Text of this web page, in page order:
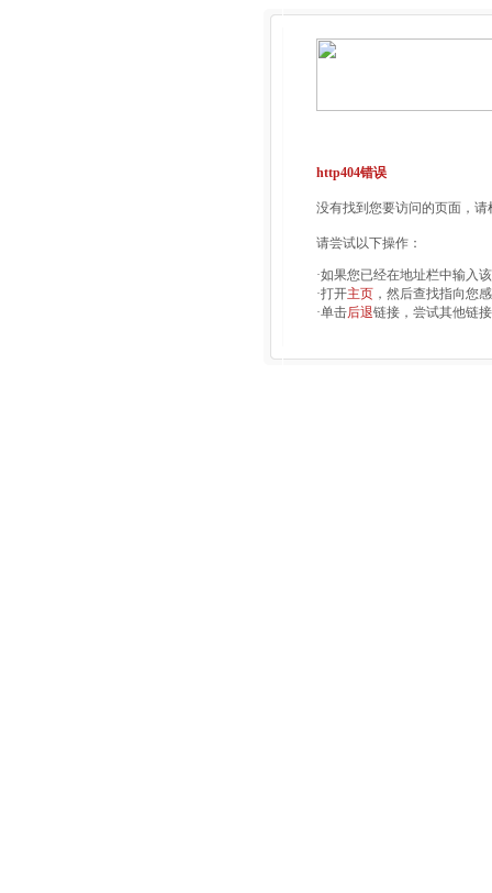
http404错误
没有找到您要访问的页面，
请尝试以下操作：
·如果您已经在地址栏中输入
·打开主页 ，然后查找指向您
·单击后退链接，尝试其他链